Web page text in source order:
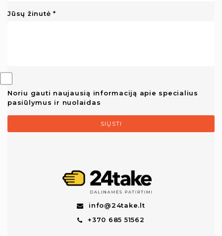
Jūsų žinutė
Noriu gauti naujausią informaciją apie specialius
pasiūlymus ir nuolaidas
SIŲSTI
info@24take.lt
+370 685 51562